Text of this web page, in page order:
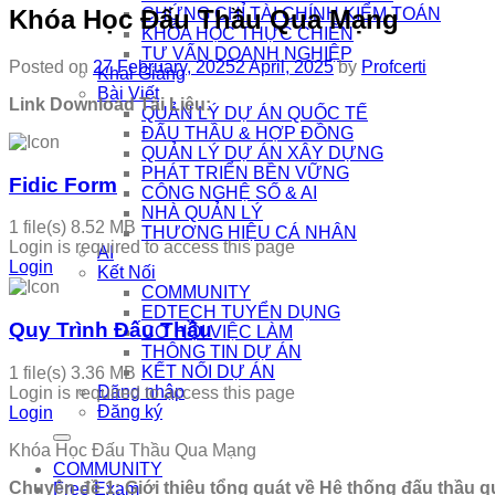
CHỨNG CHỈ TÀI CHÍNH KIỂM TOÁN
KHÓA HỌC THỰC CHIẾN
TƯ VẤN DOANH NGHIỆP
Khai Giảng
Bài Viết
QUẢN LÝ DỰ ÁN QUỐC TẾ
ĐẤU THẦU & HỢP ĐỒNG
QUẢN LÝ DỰ ÁN XÂY DỰNG
PHÁT TRIỂN BỀN VỮNG
CÔNG NGHỆ SỐ & AI
NHÀ QUẢN LÝ
THƯƠNG HIỆU CÁ NHÂN
AI
Kết Nối
COMMUNITY
EDTECH TUYỂN DỤNG
CƠ HỘI VIỆC LÀM
THÔNG TIN DỰ ÁN
KẾT NỐI DỰ ÁN
Đăng nhập
Đăng ký
COMMUNITY
Free Exam
Khóa Học Đấu Thầu Qua Mạng
Posted on 27 February, 20252 April, 2025 by Profcerti
Link Download Tài Liệu:
Fidic Form
1 file(s) 8.52 MB
Login is required to access this page
Login
Quy Trình Đấu Thầu
1 file(s) 3.36 MB
Login is required to access this page
Login
Khóa Học Đấu Thầu Qua Mạng
Chuyên đề 1:Giới thiệu tổng quát về Hệ thống đấu thầu